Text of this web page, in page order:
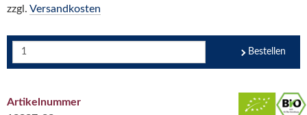
zzgl. Versandkosten
Bestellen
Artikelnummer